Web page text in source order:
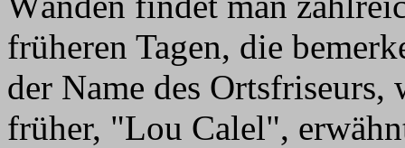
früheren Tagen, die
der Name des
früher, "Lou Calel",